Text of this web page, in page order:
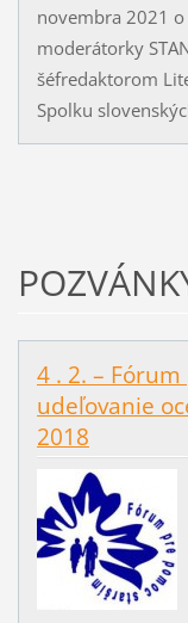
novembra 2021
moderátorky
šéfredaktorom
Spolku
4 . 2. –
udeľovanie
2018